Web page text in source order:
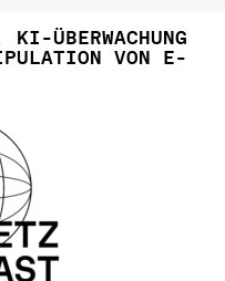
ÜBERWACHUNG
VON E-